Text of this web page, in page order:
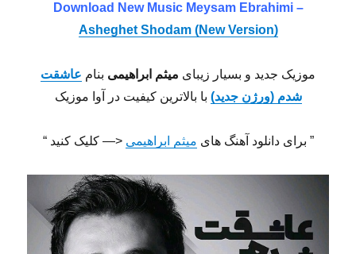
Download New Music Meysam Ebrahimi –
Asheghet Shodam (New Version)
موزیک جدید و بسیار زیبای میثم ابراهیمی بنام عاشقت
شدم (ورژن جدید) با بالاترین کیفیت در آوا موزیک
” برای دانلود آهنگ های میثم ابراهیمی <— کلیک کنید “